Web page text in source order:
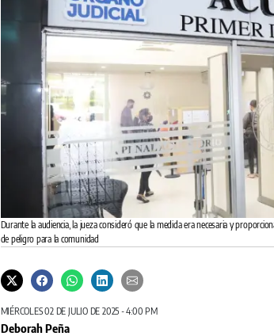
Durante la audiencia, la jueza consideró que la medida era necesaria y
de peligro para la comunidad
MIÉRCOLES 02 DE JULIO DE 2025 - 4:00 PM
Deborah Peña